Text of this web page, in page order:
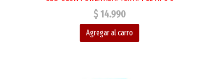
$ 14.990
Agregar al carro